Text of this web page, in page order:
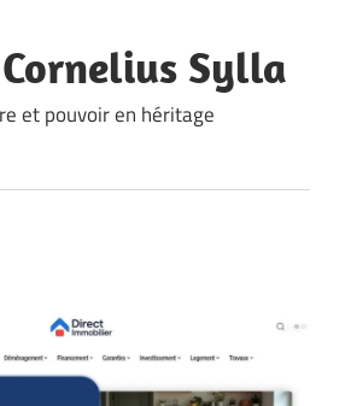
Sylla
et pouvoir en héritage